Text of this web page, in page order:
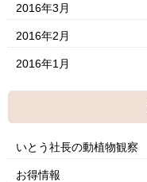
2016年3月
2016年2月
2016年1月
いとう社長の動植物観察
お得情報